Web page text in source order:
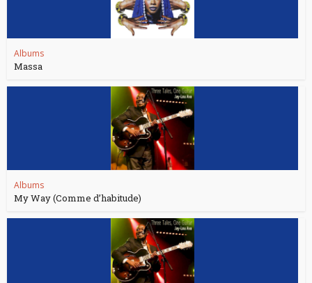
Albums
Massa
Albums
My Way (Comme d’habitude)